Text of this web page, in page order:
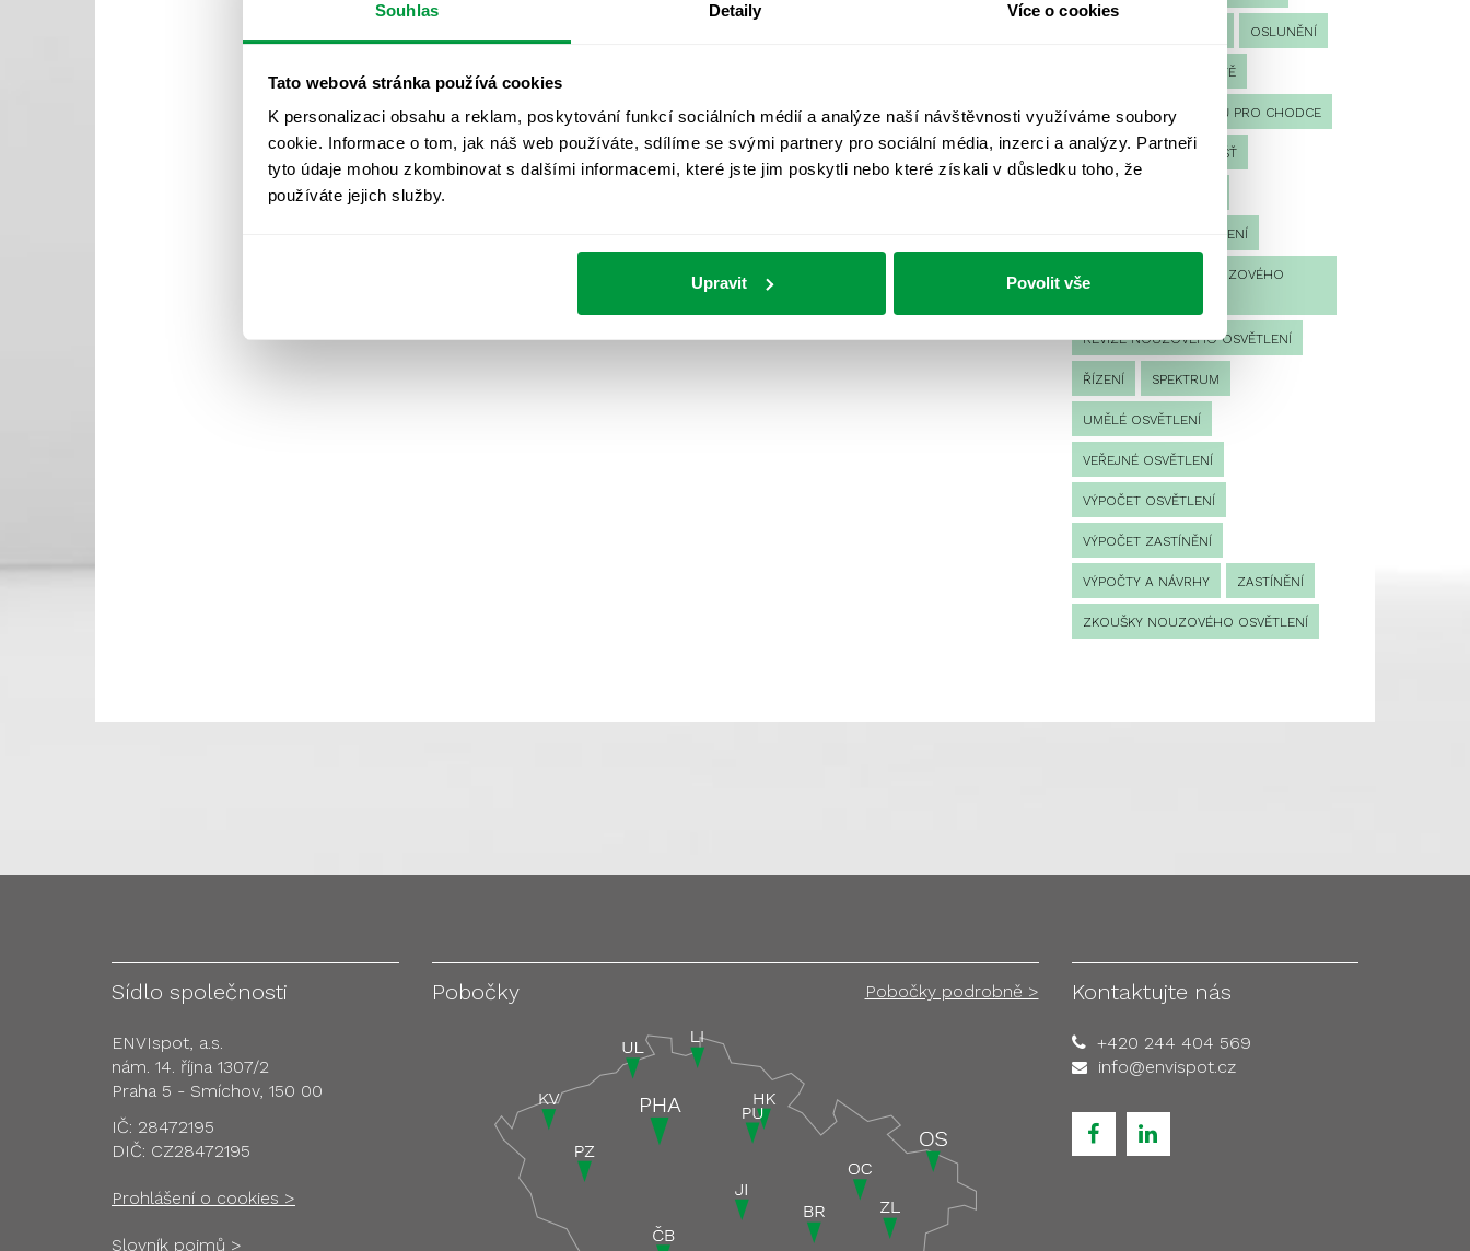
Souhlas Detaily Více o cookies
Tato webová stránka používá cookies
K personalizaci obsahu a reklam, poskytování funkcí sociálních médií a analýze naší návštěvnosti využíváme soubory
cookie. Informace o tom, jak náš web používáte, sdílíme se svými partnery pro sociální média, inzerci a analýzy. Partneři
tyto údaje mohou zkombinovat s dalšími informacemi, které jste jim poskytli nebo které získali v důsledku toho, že
používáte jejich služby.
Upravit Povolit vše
OSLUNĚNÍ
OSVĚTLENÍ PRACOVIŠTĚ
OSVĚTLENÍ PŘECHODŮ PRO CHODCE
OSVĚTLENÍ SPORTOVIŠŤ
PROTIPANICKÉ OSVĚTLENÍ
PROVOZNÍ DENÍK NOUZOVÉHO
REVIZE NOUZOVÉHO OSVĚTLENÍ
ŘÍZENÍ SPEKTRUM
UMĚLÉ OSVĚTLENÍ
VEŘEJNÉ OSVĚTLENÍ
VÝPOČET OSVĚTLENÍ
VÝPOČET ZASTÍNĚNÍ
VÝPOČTY A NÁVRHY ZASTÍNĚNÍ
ZKOUŠKY NOUZOVÉHO OSVĚTLENÍ
Sídlo společnosti
ENVIspot, a.s.
nám. 14. října 1307/2
Praha 5 - Smíchov, 150 00
IČ: 28472195
DIČ: CZ28472195
Prohlášení o cookies >
Slovník pojmů >
Pobočky Pobočky podrobně > Kontaktujte nás
+420 244 404 569
info@envispot.cz